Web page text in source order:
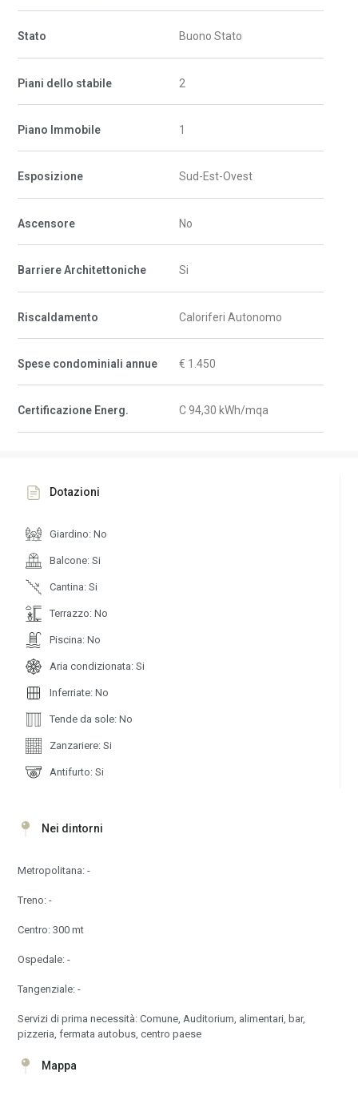
Stato Buono Stato
Piani dello stabile 2
Piano Immobile 1
Esposizione Sud-Est-Ovest
Ascensore No
Barriere Architettoniche Si
Riscaldamento Caloriferi Autonomo
Spese condominiali annue € 1.450
Certificazione Energ. C 94,30 kWh/mqa
Dotazioni
Giardino: No
Balcone: Si
Cantina: Si
Terrazzo: No
Piscina: No
Aria condizionata: Si
Inferriate: No
Tende da sole: No
Zanzariere: Si
Antifurto: Si
Nei dintorni
Metropolitana: -
Treno: -
Centro: 300 mt
Ospedale: -
Tangenziale: -
Servizi di prima necessità: Comune, Auditorium, alimentari, bar,
pizzeria, fermata autobus, centro paese
Mappa